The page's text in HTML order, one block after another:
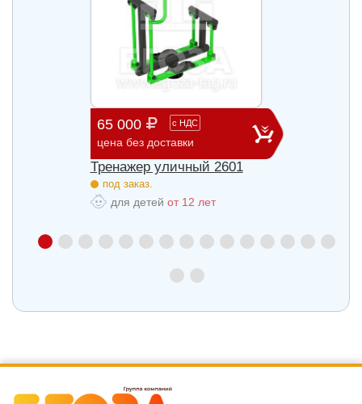
65 000 с НДС
цена без доставки
Тренажер уличный 2601
под заказ.
для детей от 12 лет